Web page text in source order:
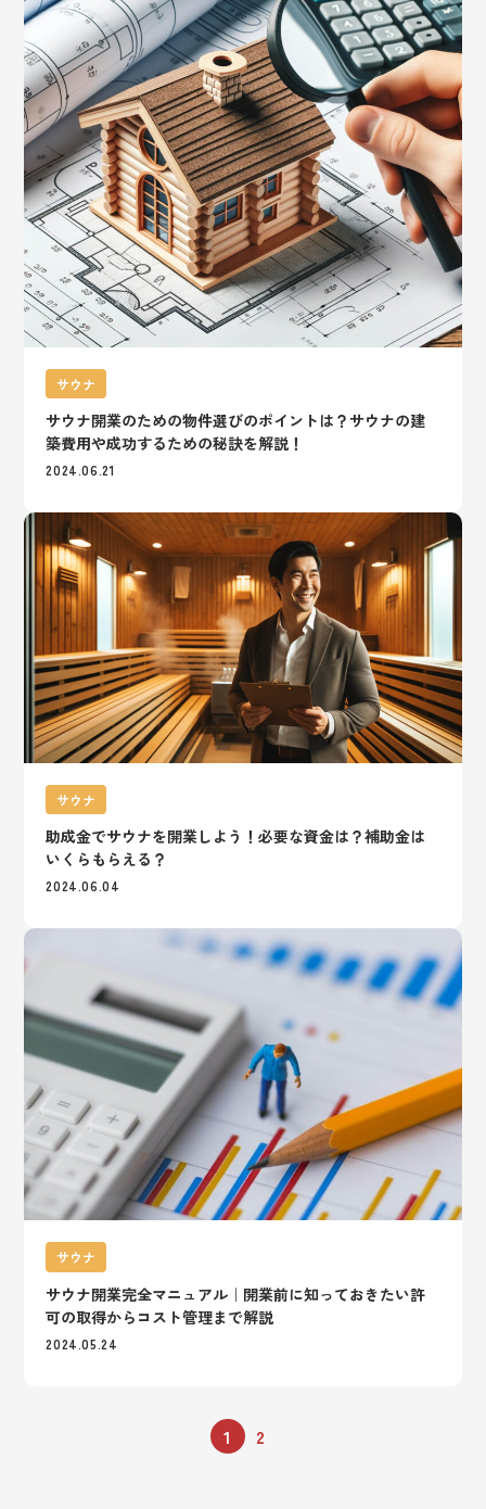
サウナ
サウナ開業のための物件選びのポイントは？サウナの建
築費用や成功するための秘訣を解説！
2024.06.21
サウナ
助成金でサウナを開業しよう！必要な資金は？補助金は
いくらもらえる？
2024.06.04
サウナ
サウナ開業完全マニュアル｜開業前に知っておきたい許
可の取得からコスト管理まで解説
2024.05.24
1 2